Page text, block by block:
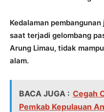
Kedalaman
saat terjadi gelombang
Arung Limau, tidak
alam.
BACA JUGA : Cegah
Pemkab Kepulauan